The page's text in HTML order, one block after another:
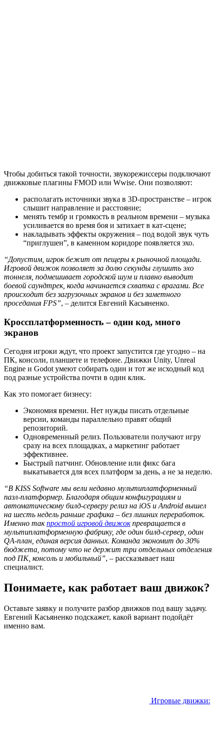
Чтобы добиться такой точности, звукорежиссеры подключают
движковые плагины FMOD или Wwise. Они позволяют:
располагать источники звука в 3D-пространстве – игрок
слышит направление и расстояние;
менять тембр и громкость в реальном времени – музыка
усиливается во время боя и затихает в кат-сцене;
накладывать эффекты окружения – под водой звук чуть
“приглушен”, в каменном коридоре появляется эхо.
“Допустим, игрок бежит от пещеры к рыночной площади.
Игровой движок позволяет за долю секунды глушить эхо
тоннеля, подмешивает городской шум и плавно выводит
боевой саундтрек, когда начинается схватка с врагами. Все
происходит без загрузочных экранов и без заметного
проседания FPS”, – делится Евгений Касьяненко.
Кроссплатформенность – один код, много
экранов
Сегодня игроки ждут, что проект запустится где угодно – на
ПК, консоли, планшете и телефоне. Движки Unity, Unreal
Engine и Godot умеют собирать один и тот же исходный код
под разные устройства почти в один клик.
Как это помогает бизнесу:
Экономия времени. Нет нужды писать отдельные
версии, команды параллельно правят общий
репозиторий.
Одновременный релиз. Пользователи получают игру
сразу на всех площадках, а маркетинг работает
эффективнее.
Быстрый патчинг. Обновление или фикс бага
выкатывается для всех платформ за день, а не за неделю.
“В KISS Software мы вели недавно мультиплатформенный
пазл-платформер. Благодаря общим конфигурациям и
автоматическому билд-серверу релиз на iOS и Android вышел
на шесть недель раньше графика – без лишних переработок.
Именно такпростой игровой движокпревращается в
мультиплатформенную фабрику, где один билд-сервер, один
QA-план, единая версия данных. Команда экономит до 30%
бюджета, потому что не держит три отдельных отделения
под ПК, консоль и мобильный”, – рассказывает наш
специалист.
Понимаете, как работает ваш движок?
Оставьте заявку и получите разбор движков под вашу задачу.
Евгений Касьяненко подскажет, какой вариант подойдёт
именно вам.
Игровые движки: